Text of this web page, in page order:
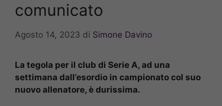
comunicato
Agosto 14, 2023 di Simone Davino
La tegola per il club di Serie A, ad una
settimana dall’esordio in campionato col suo
nuovo allenatore, è durissima.